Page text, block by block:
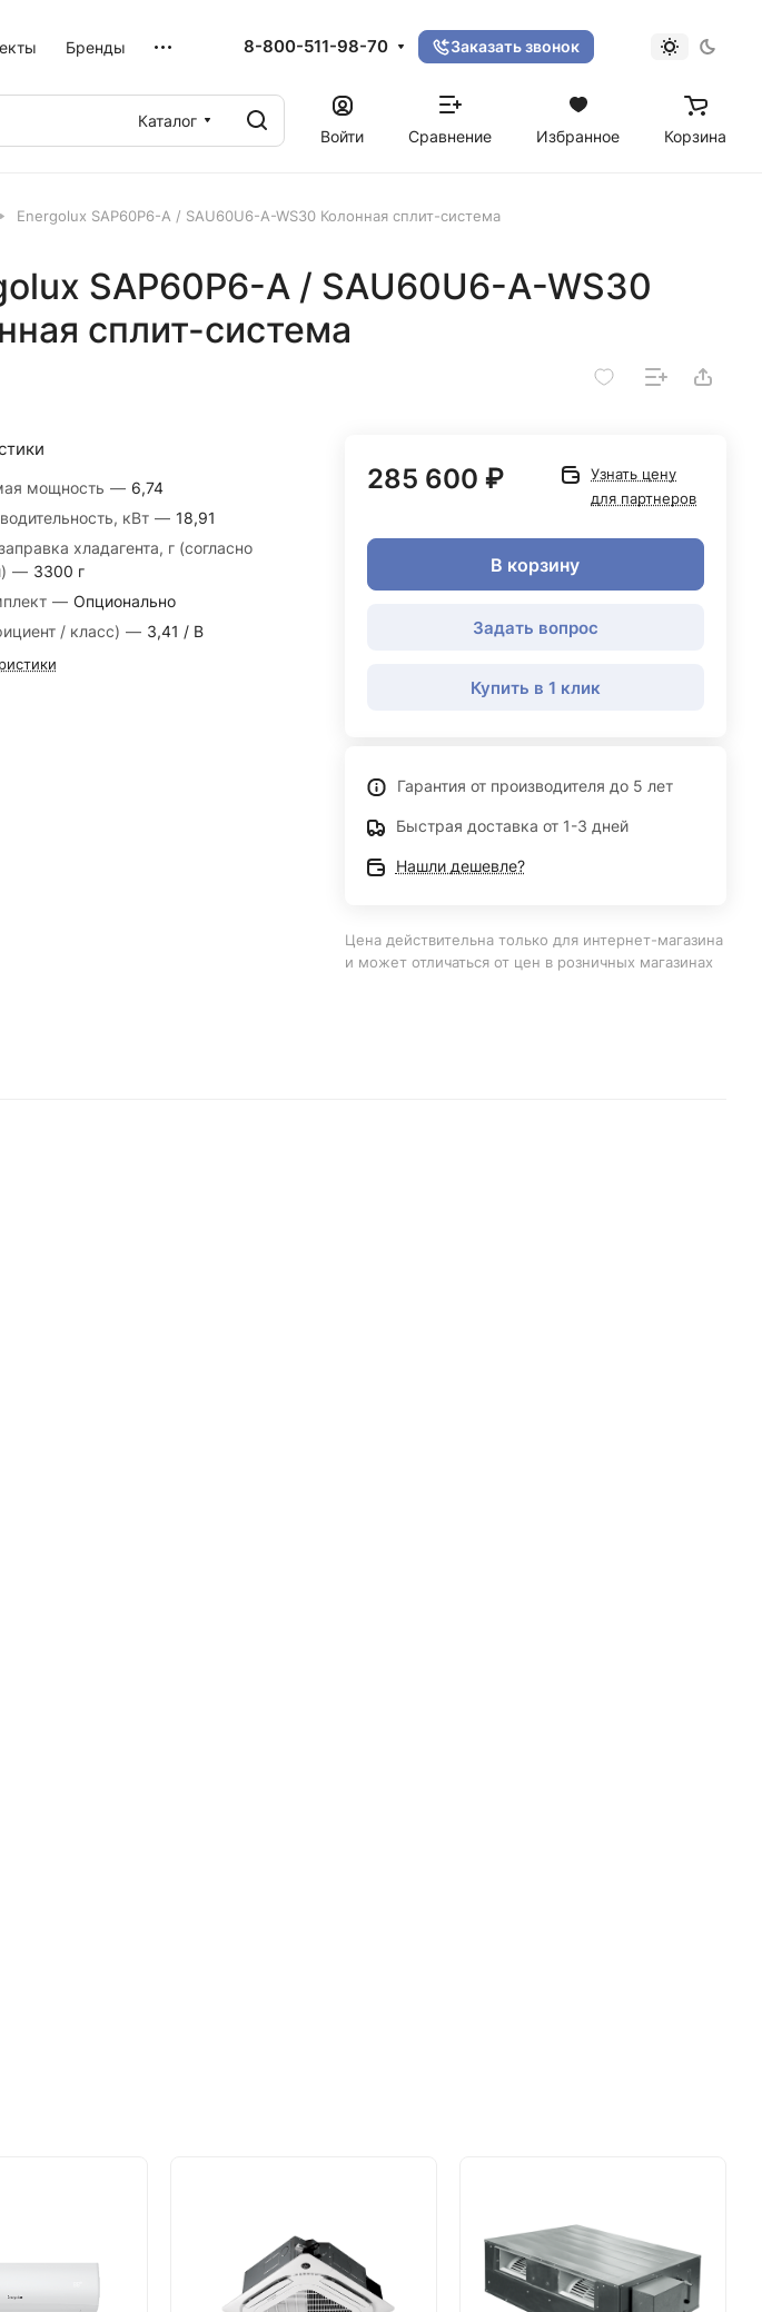
Бренды 8-800-511-98-70 Заказать звонок
Каталог
Войти
Сравнение Избранное Корзина
Energolux SAP60P6-A / SAU60U6-A-WS30 Колонная сплит-система
SAP60P6-A / SAU60U6-A-WS30
сплит-система
мощность — 6,74
кВт — 18,91
хладагента, г (согласно
— 3300 г
— Опционально
/ класс) — 3,41 / B
285 600 ₽
Узнать цену
для партнеров
В корзину
Задать вопрос
Купить в 1 клик
Гарантия от производителя до 5 лет
Быстрая доставка от 1-3 дней
Нашли дешевле?
Цена действительна только для интернет-магазина
и может отличаться от цен в розничных магазинах